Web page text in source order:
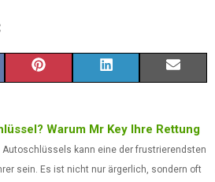
A
R
N
T R
N
K R
A
I
Warum Mr Key Ihre Rettung
Autoschlüssels kann eine der frustrierendsten
sein. Es ist nicht nur ärgerlich, sondern oft